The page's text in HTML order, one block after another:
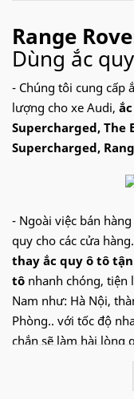
Range
Dùng ắc quy
- Chúng tôi cung cấp
lượng cho xe Audi,
Supercharged, The
Supercharged,
- Ngoài việc bán
quy cho các cửa
thay ắc quy ô tô
tô nhanh chóng, tiện
Nam như: Hà Nội,
Phòng.. với tốc độ
chắn sẽ làm hài lòng